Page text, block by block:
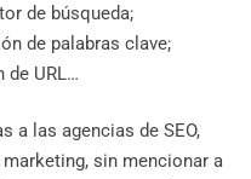
de búsqueda;
de palabras clave;
de URL…
a las agencias de SEO,
sin mencionar a